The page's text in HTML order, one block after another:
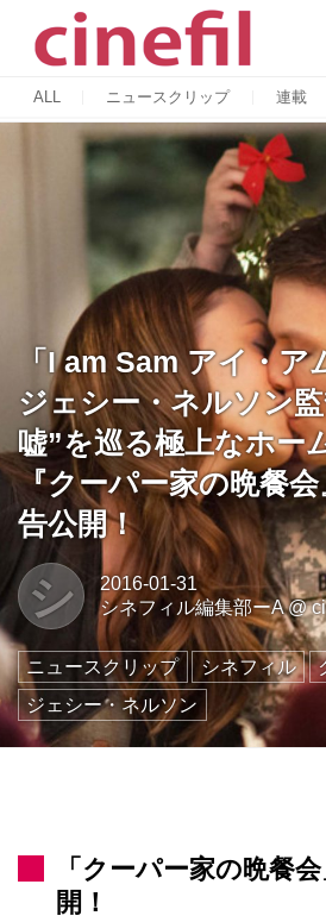
ALL ニュースクリップ 連載
「I am Sam アイ・ア
ジェシー・ネルソン
嘘”を巡る極上なホー
『クーパー家の晩餐
告公開！
シ
2016-01-31
シネフィル編集部ーA@
ニュースクリップ シネフィル
ジェシー・ネルソン
「クーパー家の晩餐
開！